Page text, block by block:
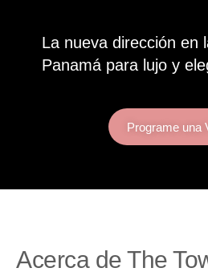
La nueva dirección en
Panamá para lujo y
Programe una
Acerca de The